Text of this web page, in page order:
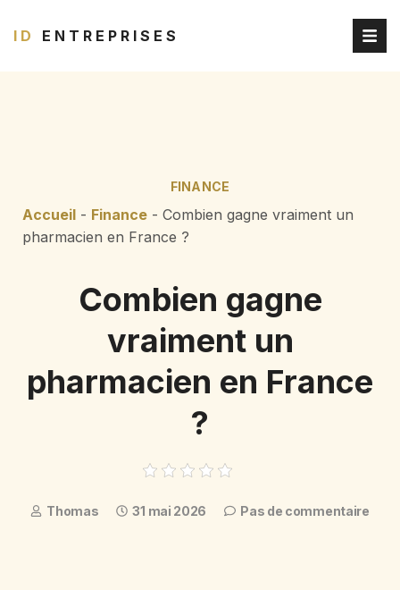
ID ENTREPRISES
FINANCE
Accueil - Finance - Combien gagne vraiment un
pharmacien en France ?
Combien gagne
vraiment un
pharmacien en France
?
Thomas 31 mai 2026 Pas de commentaire